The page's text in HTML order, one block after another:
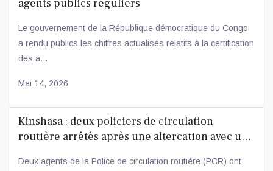
agents publics réguliers
Le gouvernement de la République démocratique du Congo
a rendu publics les chiffres actualisés relatifs à la certification
des a...
Mai 14, 2026
Kinshasa : deux policiers de circulation
routière arrêtés après une altercation avec un
Deux agents de la Police de circulation routière (PCR) ont